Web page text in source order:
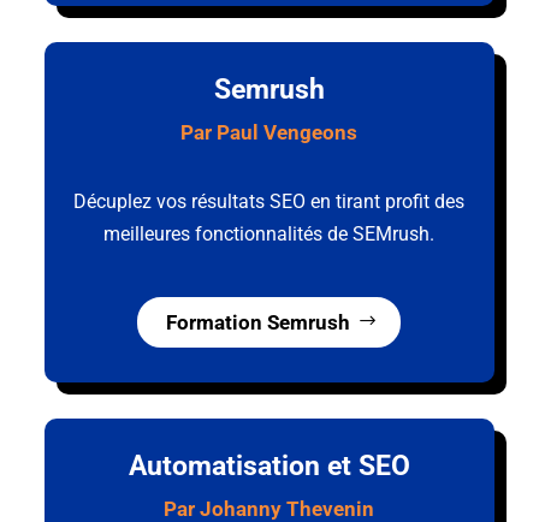
Semrush
Par Paul Vengeons
Décuplez vos résultats SEO en tirant profit des
meilleures fonctionnalités de SEMrush.
Formation Semrush
Automatisation et SEO
Par Johanny Thevenin